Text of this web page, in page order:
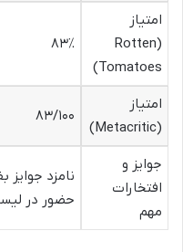
امتیاز
(Rotten
Tomatoes)
۸۳٪
امتیاز
(Metacritic)
۸۳/۱۰۰
جوایز و
افتخارات
مهم
نامزد جوایز
حضور در